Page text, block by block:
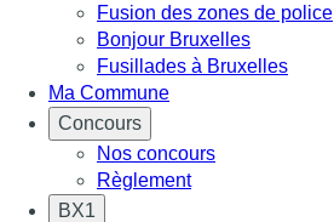
Fusion des zones de police
Bonjour Bruxelles
Fusillades à Bruxelles
Ma Commune
Concours
Nos concours
Règlement
BX1